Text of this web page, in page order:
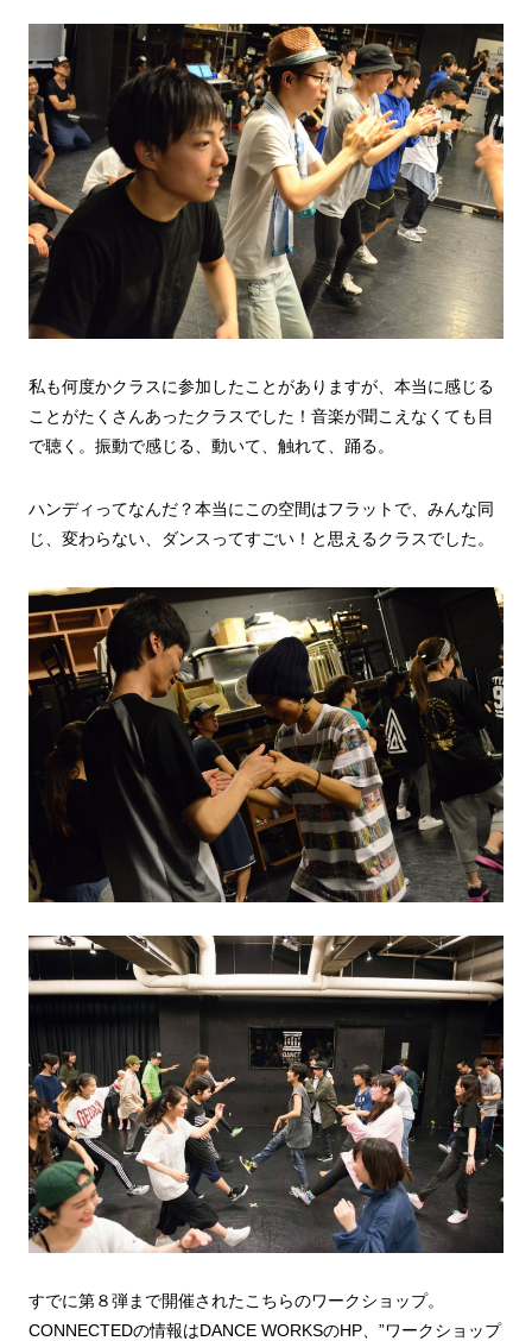
私も何度かクラスに参加したことがありますが、本当に感じる
ことがたくさんあったクラスでした！音楽が聞こえなくても目
で聴く。振動で感じる、動いて、触れて、踊る。
ハンディってなんだ？本当にこの空間はフラットで、みんな同
じ、変わらない、ダンスってすごい！と思えるクラスでした。
すでに第８弾まで開催されたこちらのワークショップ。
CONNECTEDの情報はDANCE WORKSのHP、”ワークショップ